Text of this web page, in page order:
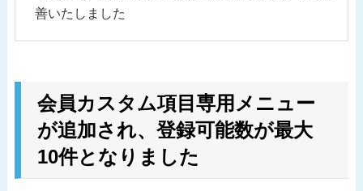
善いたしました
会員カスタム項目専用メニュー
が追加され、登録可能数が最大
10件となりました